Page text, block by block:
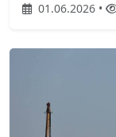
01.06.2026 •